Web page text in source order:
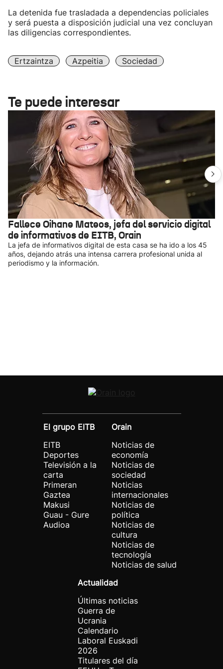
La detenida fue trasladada a dependencias policiales
y será puesta a disposición judicial una vez concluyan
las diligencias correspondientes.
Ertzaintza Azpeitia Sociedad
Te puede interesar
Fallece Oihane Mateos, jefa del servicio digital
de informativos de EITB, Orain
La jefa de informativos digital de esta casa se ha ido a los 45
años, dejando atrás una intensa carrera profesional unida al
periodismo y la información.
El grupo EITB
EITB
Deportes
Televisión a la
carta
Primeran
Gaztea
Makusi
Guau - Gure
Audioa
Orain
Noticias de
economía
Noticias de
sociedad
Noticias
internacionales
Noticias de
política
Noticias de
cultura
Noticias de
tecnología
Noticias de salud
Actualidad
Últimas noticias
Guerra de
Ucrania
Calendario
Laboral Euskadi
2026
Titulares del día